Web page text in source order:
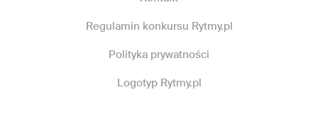
Regulamin konkursu Rytmy.pl
Polityka prywatności
Logotyp Rytmy.pl